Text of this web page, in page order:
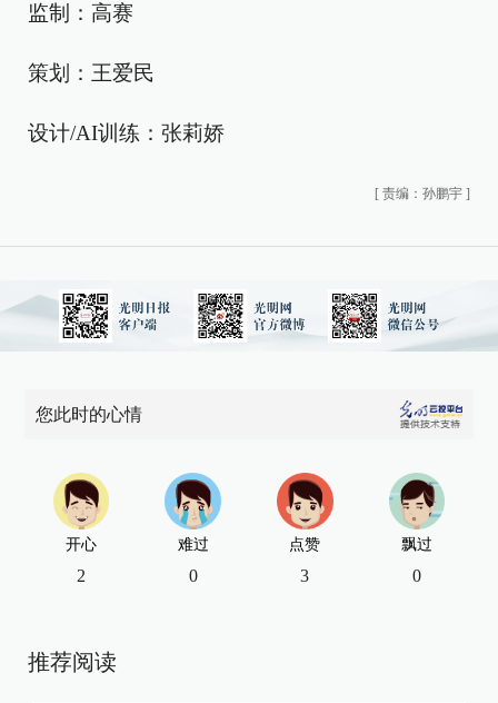
监制：高赛
策划：王爱民
设计/AI训练：张莉娇
[ 责编：孙鹏宇 ]
您此时的心情
开心
2
难过
0
点赞
3
飘过
0
推荐阅读